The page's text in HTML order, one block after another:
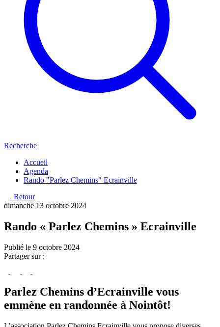
Recherche
Accueil
Agenda
Rando "Parlez Chemins" Ecrainville
Retour
dimanche 13 octobre 2024
Rando « Parlez Chemins » Ecrainville
Publié le 9 octobre 2024
Partager sur :
Parlez Chemins d’Ecrainville vous
emmène en randonnée à Nointôt!